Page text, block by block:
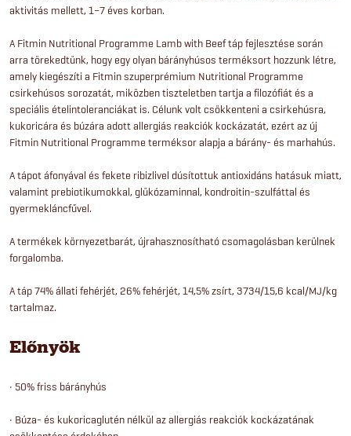
aktivitás mellett, 1–7 éves korban.
A Fitmin Nutritional Programme Lamb with Beef táp fejlesztése során
arra törekedtünk, hogy egy olyan bárányhúsos terméksort hozzunk létre,
amely kiegészíti a Fitmin szuperprémium Nutritional Programme
csirkehúsos sorozatát, miközben tiszteletben tartja a filozófiát és a
speciális ételintoleranciákat is. Célunk volt csökkenteni a csirkehúsra,
kukoricára és búzára adott allergiás reakciók kockázatát, ezért az új
Fitmin Nutritional Programme terméksor alapja a bárány- és marhahús.
A tápot áfonyával és fekete ribizlivel dúsítottuk antioxidáns hatásuk miatt,
valamint prebiotikumokkal, glükózaminnal, kondroitin-szulfáttal és
gyermekláncfűvel.
A termékek környezetbarát, újrahasznosítható csomagolásban kerülnek
forgalomba.
A táp 74% állati fehérjét, 26% fehérjét, 14,5% zsírt, 3734/15,6 kcal/MJ/kg
tartalmaz.
Előnyök
• 50% friss bárányhús
• Búza- és kukoricaglutén nélkül az allergiás reakciók kockázatának